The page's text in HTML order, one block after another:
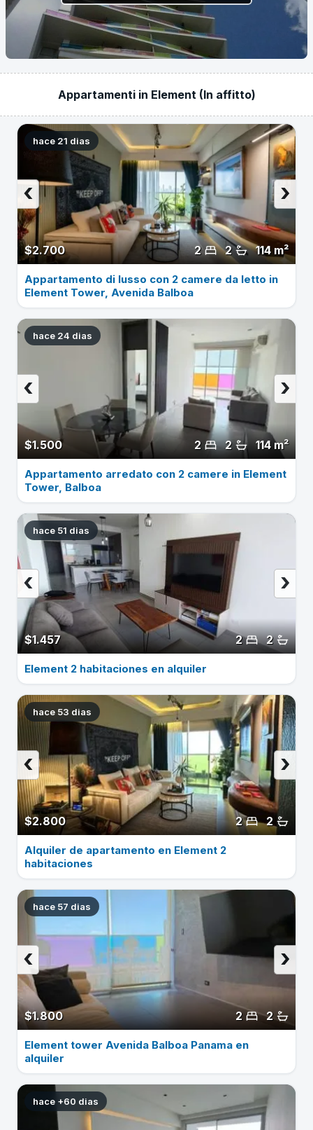
Appartamenti in Element (In affitto)
hace 21 dias
$2.700 114 m²
2
2
›
‹
Appartamento di lusso con 2 camere da letto in
Element Tower, Avenida Balboa
hace 24 dias
$1.500 114 m²
2
2
›
‹
Appartamento arredato con 2 camere in Element
Tower, Balboa
hace 51 dias
$1.457 2
2
›
‹
Element 2 habitaciones en alquiler
hace 53 dias
$2.800 2
2
›
‹
Alquiler de apartamento en Element 2
habitaciones
hace 57 dias
$1.800 2
2
›
‹
Element tower Avenida Balboa Panama en
alquiler
hace +60 dias